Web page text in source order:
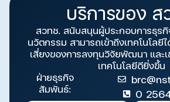
บริการของ ส
สวทช. สนับสนุนผู้ประกอบการธุรกิ
นวัตกรรม สามารถเข้าถึงเทคโนโลยี
เสี่ยงของการลงทุนวิจัยพัฒนา และเ
เทคโนโลยีดียิ่งขึ้น
ฝ่ายธุรกิจ
สัมพันธ์:
0